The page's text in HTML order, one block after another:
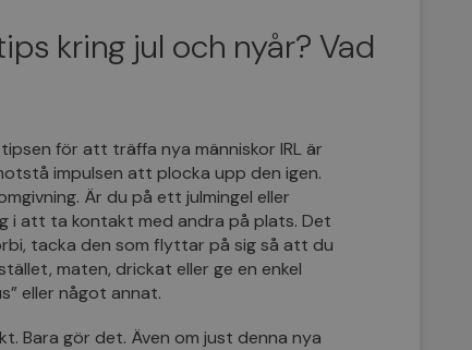
kring jul och nyår? Vad
för att träffa nya människor IRL är
impulsen att plocka upp den igen.
Är du på ett julmingel eller
i att ta kontakt med andra på plats. Det
tacka den som flyttar på sig så att du
maten, drickat eller ge en enkel
eller något annat.
Bara gör det. Även om just denna nya